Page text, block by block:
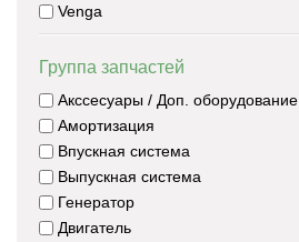
Venga
Группа запчастей
Акссесуары / Доп. оборудование
Амортизация
Впускная система
Выпускная система
Генератор
Двигатель